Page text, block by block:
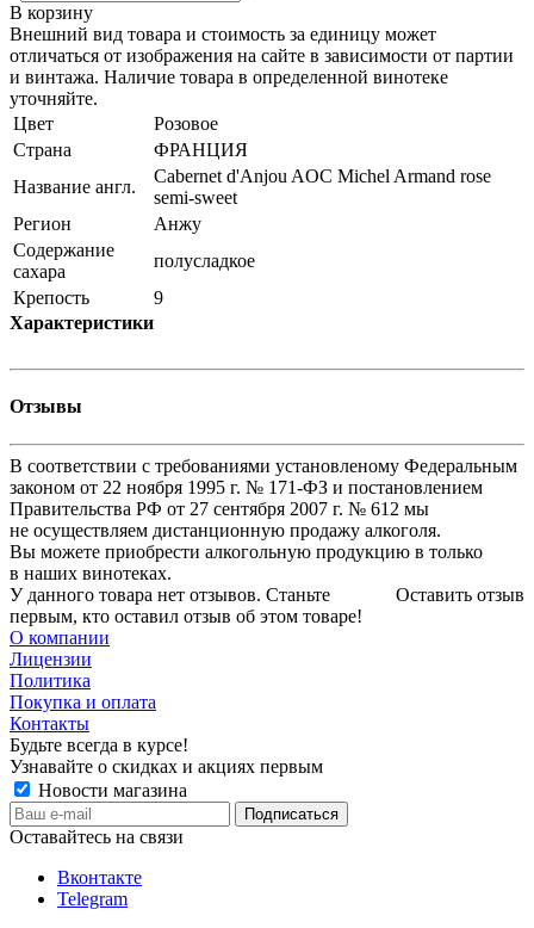
В корзину
Внешний вид товара и стоимость за единицу может
отличаться от изображения на сайте в зависимости от партии
и винтажа. Наличие товара в определенной винотеке
уточняйте.
Цвет
Розовое
Страна
ФРАНЦИЯ
Название англ.
Cabernet d'Anjou AOC Michel Armand rose
semi-sweet
Регион
Анжу
Содержание
сахара
полусладкое
Крепость
9
Характеристики
Отзывы
В соответствии с требованиями установленому Федеральным
законом от 22 ноября 1995 г. № 171-ФЗ и постановлением
Правительства РФ от 27 сентября 2007 г. № 612 мы
не осуществляем дистанционную продажу алкоголя.
Вы можете приобрести алкогольную продукцию в только
в наших винотеках.
Оставить отзыв
У данного товара нет отзывов. Станьте
первым, кто оставил отзыв об этом товаре!
О компании
Лицензии
Политика
Покупка и оплата
Контакты
Будьте всегда в курсе!
Узнавайте о скидках и акциях первым
Новости магазина
Оставайтесь на связи
Вконтакте
Telegram